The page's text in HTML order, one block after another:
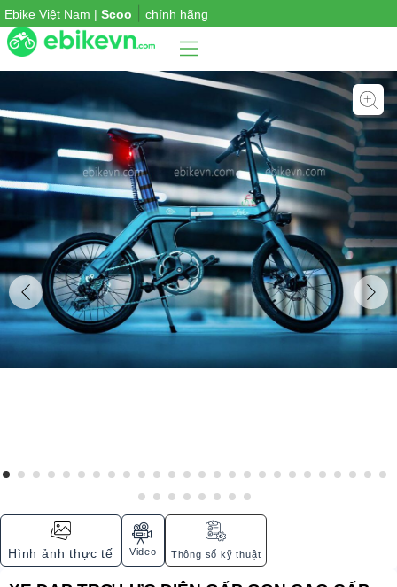
Ebike Việt Nam | Scooter điện | chính hãng
Hình ảnh thực tế Video Thông số kỹ thuật